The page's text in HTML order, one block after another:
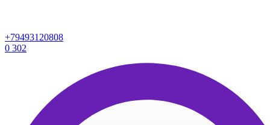
+79493120808
0 302